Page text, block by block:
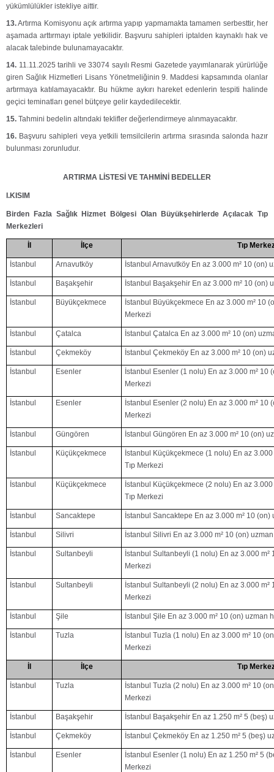
yükümlülükler istekliye aittir.
13.Artırma Komisyonu açık artırma yapıp yapmamakta tamamen serbesttir, her
aşamada arttırmayı iptale yetkilidir. Başvuru sahipleri iptalden kaynaklı hak ve
alacak talebinde bulunamayacaktır.
14. 11.11.2025 tarihli ve 33074 sayılı Resmi Gazetede yayımlanarak yürürlüğe
giren Sağlık Hizmetleri Lisans Yönetmeliğinin 9. Maddesi kapsamında olanlar
artırmaya katılamayacaktır. Bu hükme aykırı hareket edenlerin tespiti halinde
geçici teminatları genel bütçeye gelir kaydedilecektir.
15. Tahmini bedelin altındaki teklifler değerlendirmeye alınmayacaktır.
16. Başvuru sahipleri veya yetkili temsilcilerin artırma sırasında salonda hazır
bulunması zorunludur.
ARTIRMA LİSTESİ VE TAHMİNİ BEDELLER
I.KISIM
Birden Fazla Sağlık Hizmet Bölgesi Olan Büyükşehirlerde Açılacak Tıp
Merkezleri
İlçe Tıp
İstanbul Arnavutköy İstanbul Arnavutköy En az 3.000 m² 10 (on)
İstanbul Başakşehir İstanbul Başakşehir En az 3.000 m² 10 (on)
İstanbul Büyükçekmece
İstanbul Büyükçekmece En az 3.000 m² 10
Merkezi
İstanbul Çatalca İstanbul Çatalca En az 3.000 m² 10 (on)
İstanbul Çekmeköy İstanbul Çekmeköy En az 3.000 m² 10 (on)
İstanbul Esenler
İstanbul Esenler (1 nolu) En az 3.000 m² 10
Merkezi
İstanbul Esenler
İstanbul Esenler (2 nolu) En az 3.000 m² 10
Merkezi
İstanbul Güngören İstanbul Güngören En az 3.000 m² 10 (on)
İstanbul Küçükçekmece
İstanbul Küçükçekmece (1 nolu) En az
Tıp Merkezi
İstanbul Küçükçekmece
İstanbul Küçükçekmece (2 nolu) En az
Tıp Merkezi
İstanbul Sancaktepe İstanbul Sancaktepe En az 3.000 m² 10
İstanbul Silivri İstanbul Silivri En az 3.000 m² 10 (on)
İstanbul Sultanbeyli
İstanbul Sultanbeyli (1 nolu) En az 3.000 m²
Merkezi
İstanbul Sultanbeyli
İstanbul Sultanbeyli (2 nolu) En az 3.000 m²
Merkezi
İstanbul Şile İstanbul Şile En az 3.000 m² 10 (on) uzman
İstanbul Tuzla
İstanbul Tuzla (1 nolu) En az 3.000 m² 10
Merkezi
İlçe Tıp
İstanbul Tuzla
İstanbul Tuzla (2 nolu) En az 3.000 m² 10
Merkezi
İstanbul Başakşehir İstanbul Başakşehir En az 1.250 m² 5 (beş)
İstanbul Çekmeköy İstanbul Çekmeköy En az 1.250 m² 5 (beş)
İstanbul Esenler
İstanbul Esenler (1 nolu) En az 1.250 m² 5
Merkezi